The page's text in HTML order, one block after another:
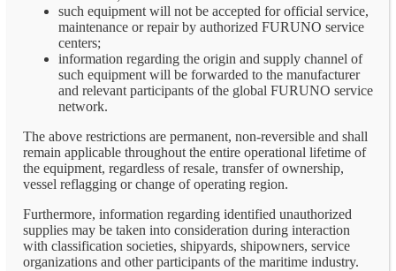
such equipment will not be accepted for official service,
maintenance or repair by authorized FURUNO service
centers;
information regarding the origin and supply channel of
such equipment will be forwarded to the manufacturer
and relevant participants of the global FURUNO service
network.
The above restrictions are permanent, non-reversible and shall
remain applicable throughout the entire operational lifetime of
the equipment, regardless of resale, transfer of ownership,
vessel reflagging or change of operating region.
Furthermore, information regarding identified unauthorized
supplies may be taken into consideration during interaction
with classification societies, shipyards, shipowners, service
organizations and other participants of the maritime industry.